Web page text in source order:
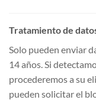
Tratamiento de
Solo pueden enviar
14 años. Si
procederemos a su
pueden solicitar el